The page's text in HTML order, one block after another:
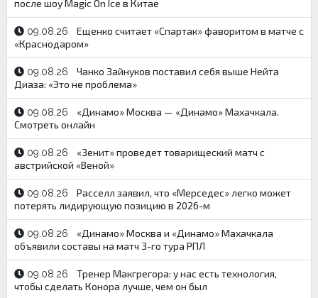
после шоу Magic On Ice в Китае
09.08.26
Ещенко считает «Спартак» фаворитом в матче с
«Краснодаром»
09.08.26
Чанко Зайнуков поставил себя выше Нейта
Диаза: «Это не проблема»
09.08.26
«Динамо» Москва — «Динамо» Махачкала.
Смотреть онлайн
09.08.26
«Зенит» проведет товарищеский матч с
австрийской «Веной»
09.08.26
Расселл заявил, что «Мерседес» легко может
потерять лидирующую позицию в 2026-м
09.08.26
«Динамо» Москва и «Динамо» Махачкала
объявили составы на матч 3-го тура РПЛ
09.08.26
Тренер Макгрегора: у нас есть технология,
чтобы сделать Конора лучше, чем он был